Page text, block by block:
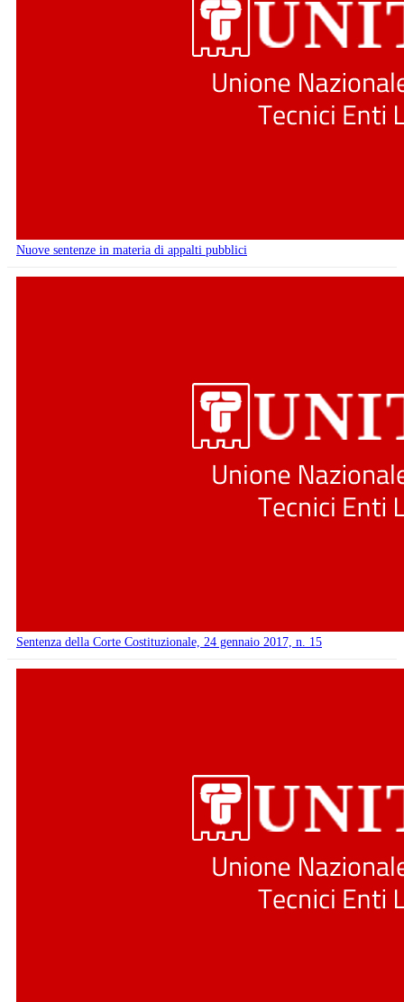
Nuove sentenze in materia di appalti pubblici
Sentenza della Corte Costituzionale, 24 gennaio 2017, n. 15